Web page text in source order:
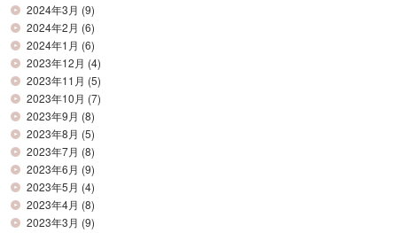
2024年3月 (9)
2024年2月 (6)
2024年1月 (6)
2023年12月 (4)
2023年11月 (5)
2023年10月 (7)
2023年9月 (8)
2023年8月 (5)
2023年7月 (8)
2023年6月 (9)
2023年5月 (4)
2023年4月 (8)
2023年3月 (9)